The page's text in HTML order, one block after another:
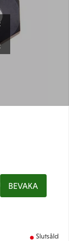
BEVAKA
Slutsåld